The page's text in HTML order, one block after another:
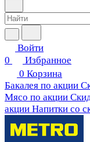
Войти
0
Избранное
0 Корзина
Бакалея по акции
Мясо по акции
акции Напитки со